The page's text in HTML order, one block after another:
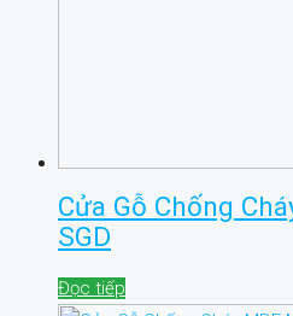
Cửa Gỗ Chống
SGD
Đọc tiếp